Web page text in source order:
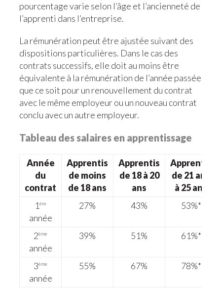
pourcentage varie selon l’âge et l’ancienneté de
l’apprenti dans l’entreprise.
La rémunération peut être ajustée suivant des
dispositions particulières. Dans le cas des
contrats successifs, elle doit au moins être
équivalente à la rémunération de l’année passée
que ce soit pour un renouvellement du contrat
avec le même employeur ou un nouveau contrat
conclu avec un autre employeur.
Tableau des salaires en apprentissage
Année
du
contrat
Apprentis
de moins
de 18 ans
Apprentis
de 18 à 20
ans
Apprentis
de 21 ans
à 25 ans
1 ère
année
27% 43% 53%*
2ème
année
39% 51% 61%*
3ème
année
55% 67% 78%*